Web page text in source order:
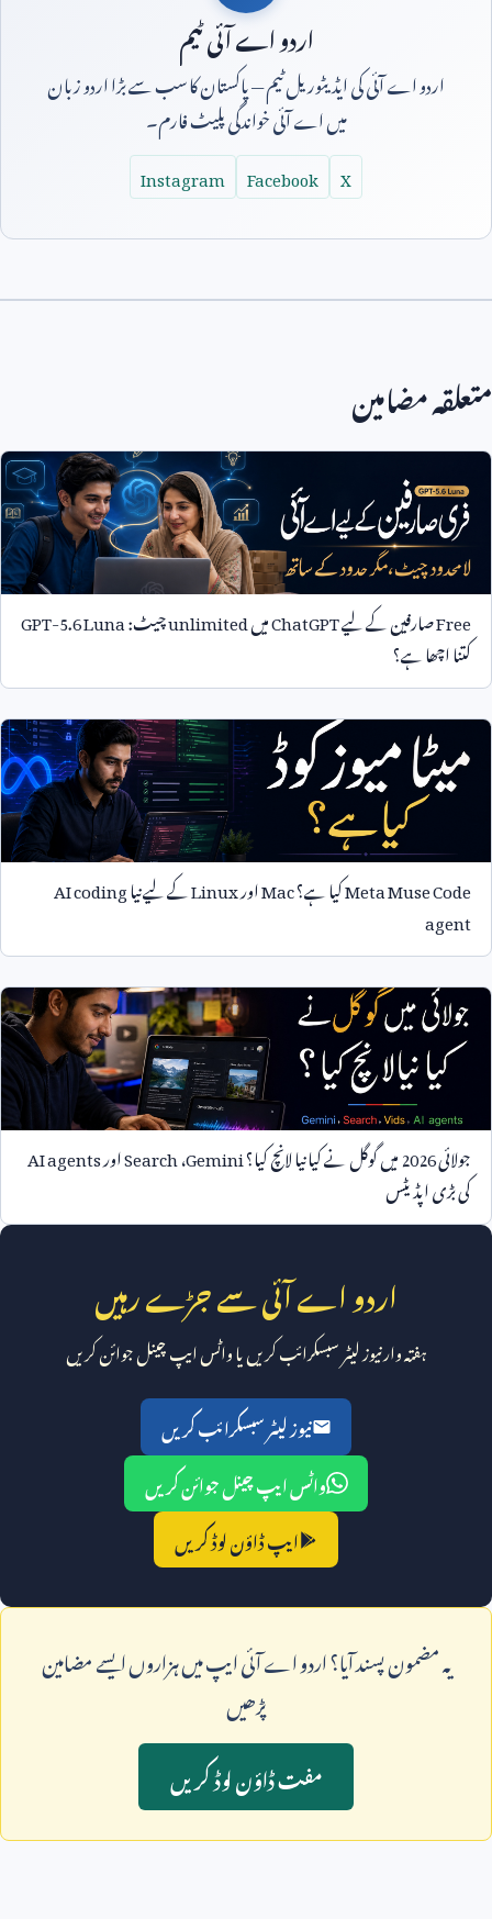
اردو اے آئی ٹیم
اردو اے آئی کی ایڈیٹوریل ٹیم — پاکستان کا سب سے بڑا اردو زبان
میں اے آئی خواندگی پلیٹ فارم۔
X
Facebook
Instagram
متعلقہ مضامین
Freeصارفین کے لیےChatGPTمیںunlimitedچیٹ:GPT-5.6 Luna
کتنا اچھا ہے؟
Meta Muse Codeکیا ہے؟MacاورLinuxکے لیے نیاAI coding
agent
جولائی2026میں گوگل نے کیا نیا لانچ کیا؟Gemini،SearchاورAI agents
کی بڑی اپڈیٹس
اردو اے آئی سے جڑے رہیں
ہفتہ وار نیوز لیٹر سبسکرائب کریں یا واٹس ایپ چینل جوائن کریں
نیوز لیٹر سبسکرائب کریں
واٹس ایپ چینل جوائن کریں
ایپ ڈاؤن لوڈ کریں
يہ مضمون پسند آيا؟ اردو اے آئی ايپ ميں ہزاروں ايسے مضامين
پڑھيں
مفت ڈاؤن لوڈ کريں